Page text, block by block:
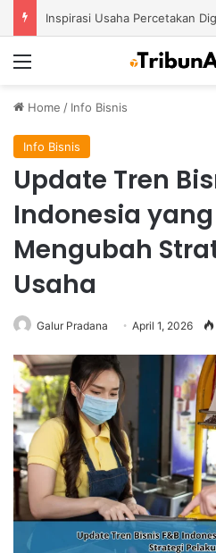
Home / Info Bisnis
Info Bisnis
Update Tren
Indonesia
Mengubah
Usaha
Galur Pradana April 1, 2026